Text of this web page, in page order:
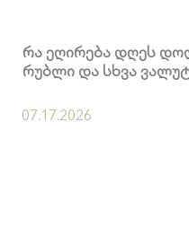
რა ეღირება დღეს
რუბლი და სხვა
07.17.2026